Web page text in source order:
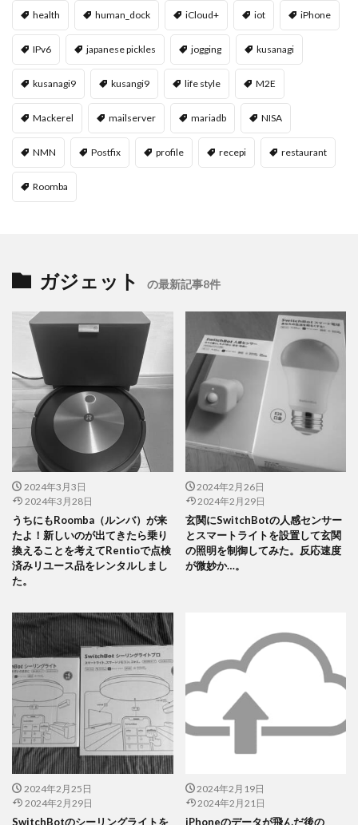
health human_dock iCloud+ iot iPhone
IPv6 japanese pickles jogging kusanagi
kusanagi9 kusangi9 life style M2E
Mackerel mailserver mariadb NISA
NMN Postfix profile recepi restaurant
Roomba
ガジェット の最新記事8件
2024年3月3日
2024年3月28日
うちにもRoomba（ルンバ）が来
たよ！新しいのが出てきたら乗り
換えることを考えてRentioで点検
済みリユース品をレンタルしまし
た。
2024年2月26日
2024年2月29日
玄関にSwitchBotの人感センサー
とスマートライトを設置して玄関
の照明を制御してみた。反応速度
が微妙か…。
2024年2月25日
2024年2月29日
SwitchBotのシーリングライトを
2024年2月19日
2024年2月21日
iPhoneのデータが飛んだ後の